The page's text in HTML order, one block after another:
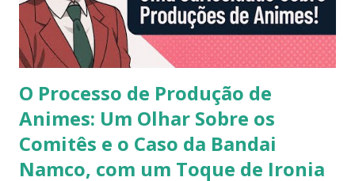
O Processo de Produção de
Animes: Um Olhar Sobre os
Comitês e o Caso da Bandai
Namco, com um Toque de Ironia